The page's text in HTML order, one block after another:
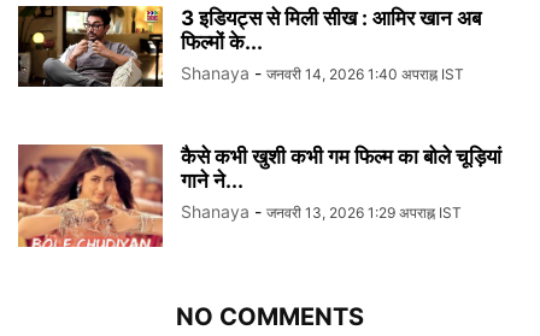
3 इडियट्स से मिली सीख : आमिर खान अब
फिल्मों के...
Shanaya - जनवरी 14, 2026 1:40 अपराह्न IST
कैसे कभी खुशी कभी गम फिल्म का बोले चूड़ियां
गाने ने...
Shanaya - जनवरी 13, 2026 1:29 अपराह्न IST
NO COMMENTS